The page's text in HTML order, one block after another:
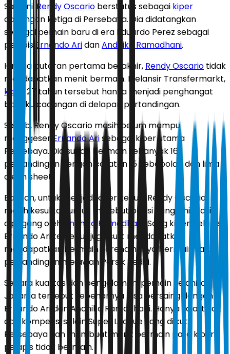
Saat ini, Rendy Oscario berstatus sebagai kiper
cadangan ketiga di Persebaya. Dia didatangkan
sebagai pemain baru di era Eduardo Perez sebagai
pelapisErnando AridanAndhika Ramadhani.
Hingga putaran pertama berakhir, Rendy Oscario tidak
mendapatkan menit bermain. Melansir Transfermarkt,
kiper 27 tahun tersebut hanya menjadi penghangat
bangku cadangan di delapan pertandingan.
Sebab, Rendy Oscario masih belum mampu
menggeser Ernando Arisebagai kiper utama
Persebaya. Dia sudah bermain sebanyak 16
pertandingan dengan catatan 15 kebobolan dan lima
clean sheet.
Bahkan, untuk menjadi kiper kedua, Rendy Oscario
masih kesulitan untuk merebut posisi yang kini masih
dipegang oleh
Andhika Ramadhani
. Sang kiper pelapis
Ernando Ari tersebut juga sulit mendapatkan
mendapatkan bermain karena hanya bermain satu
pertandingan melawan Persik Kediri.
Secara kualitas dan pengalaman, pemain kelahiran
Jakarta tersebut sebenarnya bisa bersaing dengan
Ernando Ari dan Andhika Ramadhani. Hanya saja, tidak
ada kompetisi selain Super League yang diikuti
Persebaya dan membuat menit bermain para kiper
pelapis tidak bermain.